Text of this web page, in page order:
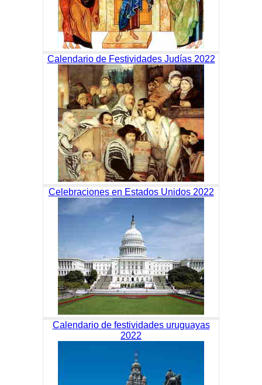
Calendario de Festividades Judías 2022
Celebraciones en Estados Unidos 2022
Calendario de festividades uruguayas
2022